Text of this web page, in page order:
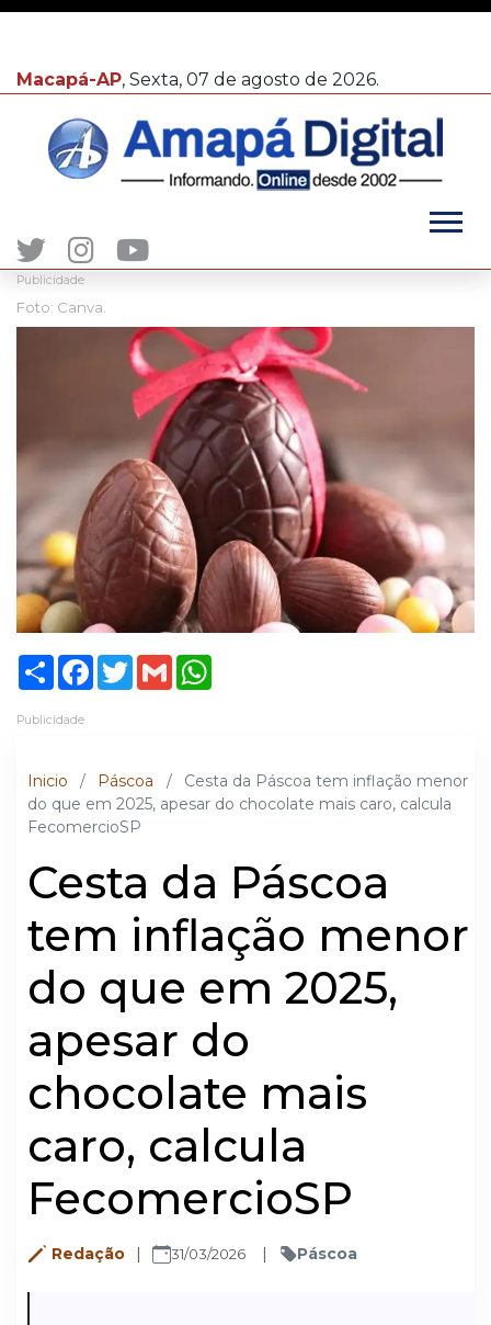
Macapá-AP, Sexta, 07 de agosto de 2026.
Publicidade
Foto: Canva.
ShareFacebook
TwitterGmail
Publicidade
Inicio / Páscoa /
Cesta da Páscoa tem inflação menor
do que em 2025, apesar do chocolate mais caro, calcula
FecomercioSP
Cesta da Páscoa
tem inflação menor
do que em 2025,
apesar do
chocolate mais
caro, calcula
FecomercioSP
Redação 31/03/2026 Páscoa